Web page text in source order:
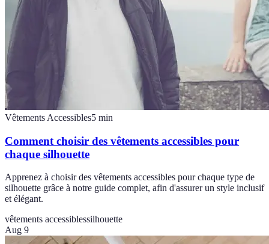
Vêtements Accessibles5 min
Comment choisir des vêtements accessibles pour
chaque silhouette
Apprenez à choisir des vêtements accessibles pour chaque type de
silhouette grâce à notre guide complet, afin d'assurer un style inclusif
et élégant.
vêtements accessiblessilhouette
Aug 9